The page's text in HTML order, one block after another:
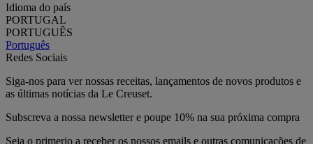
Idioma do país
PORTUGAL
PORTUGUÊS
Português
Redes Sociais
Siga-nos para ver nossas receitas, lançamentos de novos produtos e
as últimas notícias da Le Creuset.
Subscreva a nossa newsletter e poupe 10% na sua próxima compra
Seja o primerio a receber os nossos emails e outras comunicações de